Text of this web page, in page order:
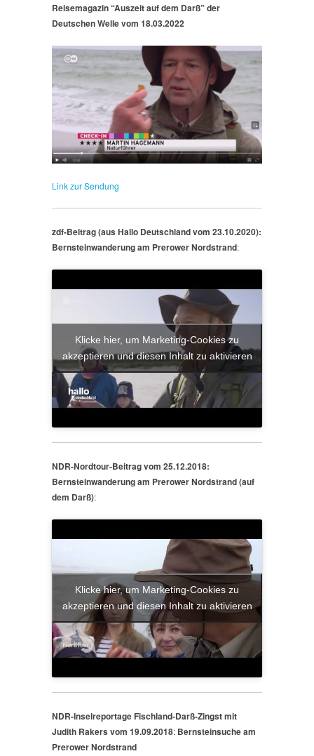
Reisemagazin “Auszeit auf dem Darß” der
Deutschen Welle vom 18.03.2022
Link zur Sendung
zdf-Beitrag (aus Hallo Deutschland vom 23.10.2020):
Bernsteinwanderung am Prerower Nordstrand:
Klicke hier, um Marketing-Cookies zu
akzeptieren und diesen Inhalt zu aktivieren
NDR-Nordtour-Beitrag vom 25.12.2018:
Bernsteinwanderung am Prerower Nordstrand (auf
dem Darß):
Klicke hier, um Marketing-Cookies zu
akzeptieren und diesen Inhalt zu aktivieren
NDR-Inselreportage Fischland-Darß-Zingst mit
Judith Rakers vom 19.09.2018: Bernsteinsuche am
Prerower Nordstrand